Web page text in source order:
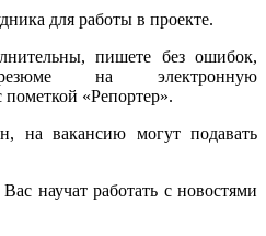
для работы в проекте.
пишете без ошибок,
на электронную
пометкой «Репортер».
на вакансию могут подавать
научат работать с новостями